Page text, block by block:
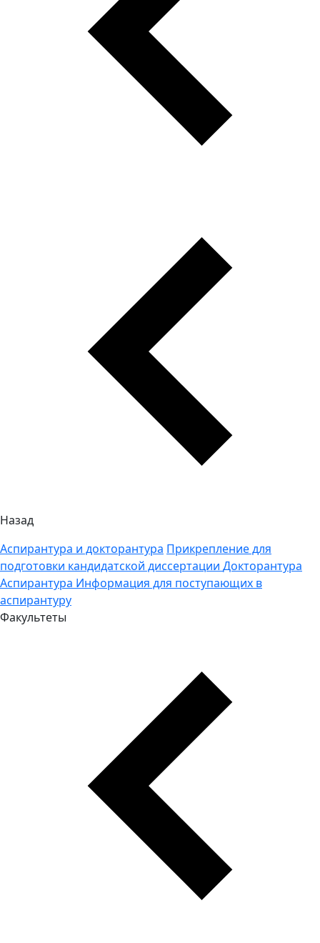
Назад
Аспирантура и докторантура Прикрепление для
подготовки кандидатской диссертации Докторантура
Аспирантура Информация для поступающих в
аспирантуру
Факультеты